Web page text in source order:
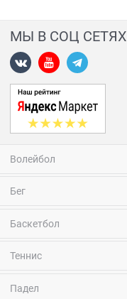
МЫ В СОЦ СЕТЯХ
Волейбол
Бег
Баскетбол
Теннис
Падел